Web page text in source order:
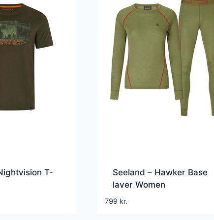
T-
Seeland – Hawker Base
layer Women
799 kr.